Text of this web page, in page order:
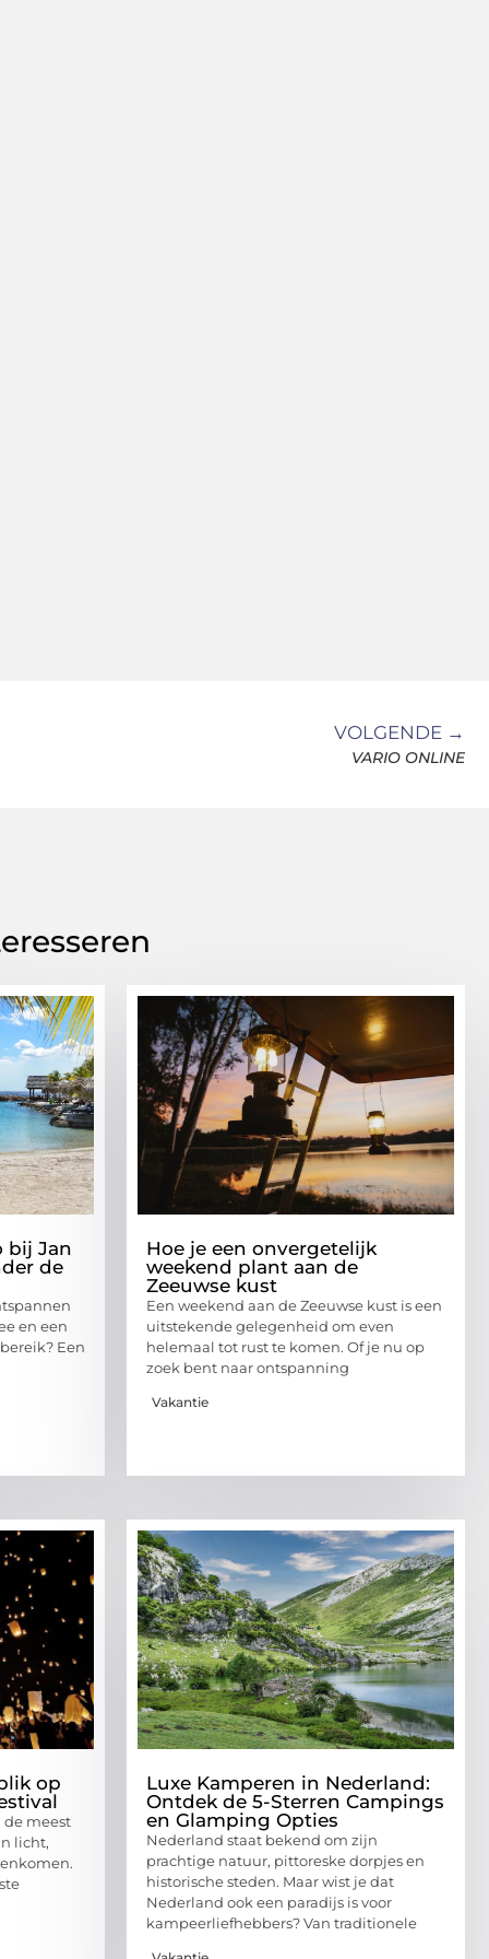
VOLGENDE →
VARIO ONLINE
bij Jan
de
en een
Een
Hoe je een onvergetelijk
weekend plant aan de
Zeeuwse kust
Een weekend aan de Zeeuwse kust is een
uitstekende gelegenheid om even
helemaal tot rust te komen. Of je nu op
zoek bent naar ontspanning
Vakantie
op
de meest
licht,
Luxe Kamperen in Nederland:
Ontdek de 5-Sterren Campings
en Glamping Opties
Nederland staat bekend om zijn
prachtige natuur, pittoreske dorpjes en
historische steden. Maar wist je dat
Nederland ook een paradijs is voor
kampeerliefhebbers? Van traditionele